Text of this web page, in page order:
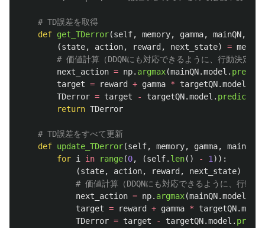
def get_TDerror(self, memory, gamma, mainQN,
(state, action, reward , next_state) = memory
next_action = np. argmax(mainQN.model . predict
target = reward + gamma * targetQN.model
TDerror = target - targetQN.model . predict
return TDerror
def update_TDerror(self, memory, gamma, mainQN
for i in range(0, (self. len() - 1)):
(state, action, reward , next_state)
next_action = np. argmax(mainQN.model
target = reward + gamma * targetQN.model
TDerror = target - targetQN.model .